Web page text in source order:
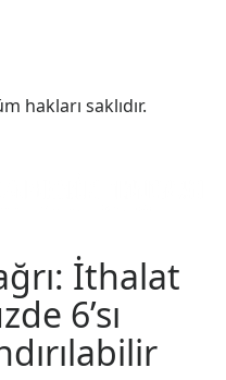
hakları saklıdır.
İthalat
6’sı